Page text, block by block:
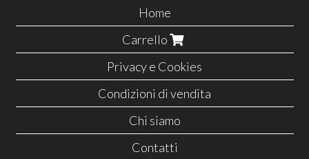
Home
Carrello
Privacy e Cookies
Condizioni di vendita
Chi siamo
Contatti